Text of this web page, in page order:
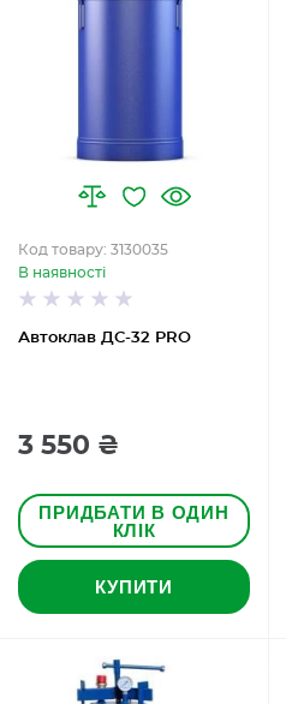
Автоклав ДС-32 PRO
Код товару: 3130035
В наявності
3 550 ₴
ПРИДБАТИ В ОДИН
КЛІК
КУПИТИ